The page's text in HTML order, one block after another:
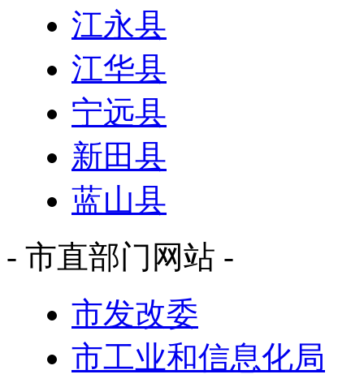
江永县
江华县
宁远县
新田县
蓝山县
- 市直部门网站 -
市发改委
市工业和信息化局